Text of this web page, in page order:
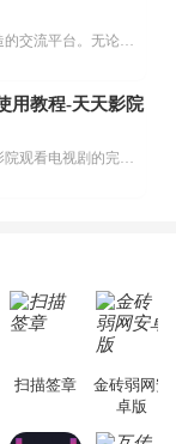
米坛社区是专为钟表爱好者打造的交流平台。无论你是初涉钟表领域的普通爱好者，还是拥有多年收藏经验的资深玩家，都能在此找到属于自己的天地。 无需注册，就能轻松参与其中。通过专业的讨论论坛与丰富的交互功能，你可与世界各地的钟表爱好者畅快交流。若你钟情于钟表，米坛社区无疑是值得一试的理想之选。在这里，你能获取最新的手表资讯，交流见解，提升鉴赏品味，让每一块手表都成为收藏故事中重要的一部分。感兴趣的朋友，不要错过下载机会。...
用教程-天天影院
不少影视爱好者都在探寻天天影院观看电视剧的完整方法，结合最新平台使用规则，本篇新手入门攻略全面讲解观看渠道、检索流程、播放设置以及画面模式调整等实用内容。全文适配手机、电脑等主流设备，步骤简洁易懂，无论是初次使用的新手，还是想要优化观影体验的用户，都能参照内容快速上手，熟练掌握平台各项操作技巧，轻松畅享影视内容。...
扫描签章
金砖弱网安
卓版